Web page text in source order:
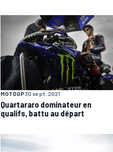
MOTOGP30 sept. 2021
Quartararo dominateur en
qualifs, battu au départ